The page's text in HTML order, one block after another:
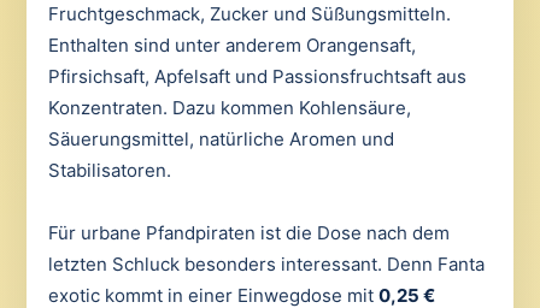
Fruchtgeschmack, Zucker und Süßungsmitteln.
Enthalten sind unter anderem Orangensaft,
Pfirsichsaft, Apfelsaft und Passionsfruchtsaft aus
Konzentraten. Dazu kommen Kohlensäure,
Säuerungsmittel, natürliche Aromen und
Stabilisatoren.
Für urbane Pfandpiraten ist die Dose nach dem
letzten Schluck besonders interessant. Denn Fanta
exotic kommt in einer Einwegdose mit 0,25 €